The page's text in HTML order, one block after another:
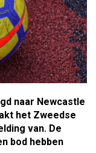
naar Newcastle
het Zweedse
van. De
bod hebben